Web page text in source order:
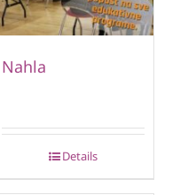
Nahla
Details